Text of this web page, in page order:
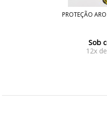
PROTEÇÃO
Sob
12x